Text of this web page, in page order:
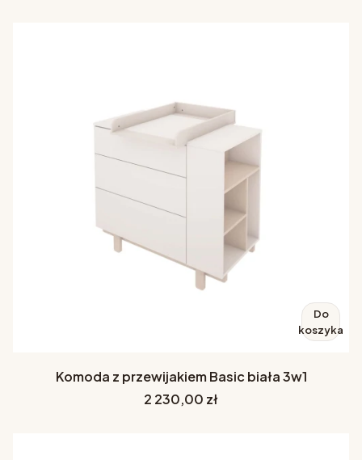
Do
koszyka
Komoda z przewijakiem Basic biała 3w1
Cena
2 230,00 zł